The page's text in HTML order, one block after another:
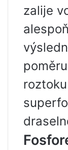
zalije